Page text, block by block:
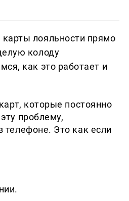
лояльности прямо
колоду
как это работает и
которые постоянно
проблему,
телефоне. Это как если